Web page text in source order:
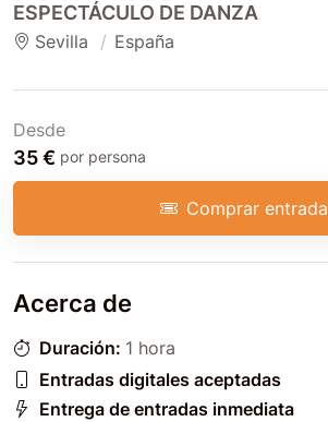
ESPECTÁCULO DE DANZA
Sevilla España
Desde
35 € por persona
Comprar entrada
Acerca de
Duración: 1 hora
Entradas digitales aceptadas
Entrega de entradas inmediata